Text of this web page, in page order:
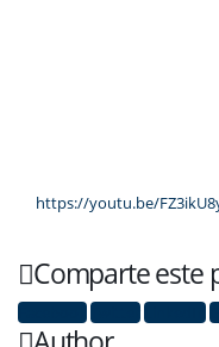
https://youtu.be/
Comparte este
FacebookTwitterLinkedIn